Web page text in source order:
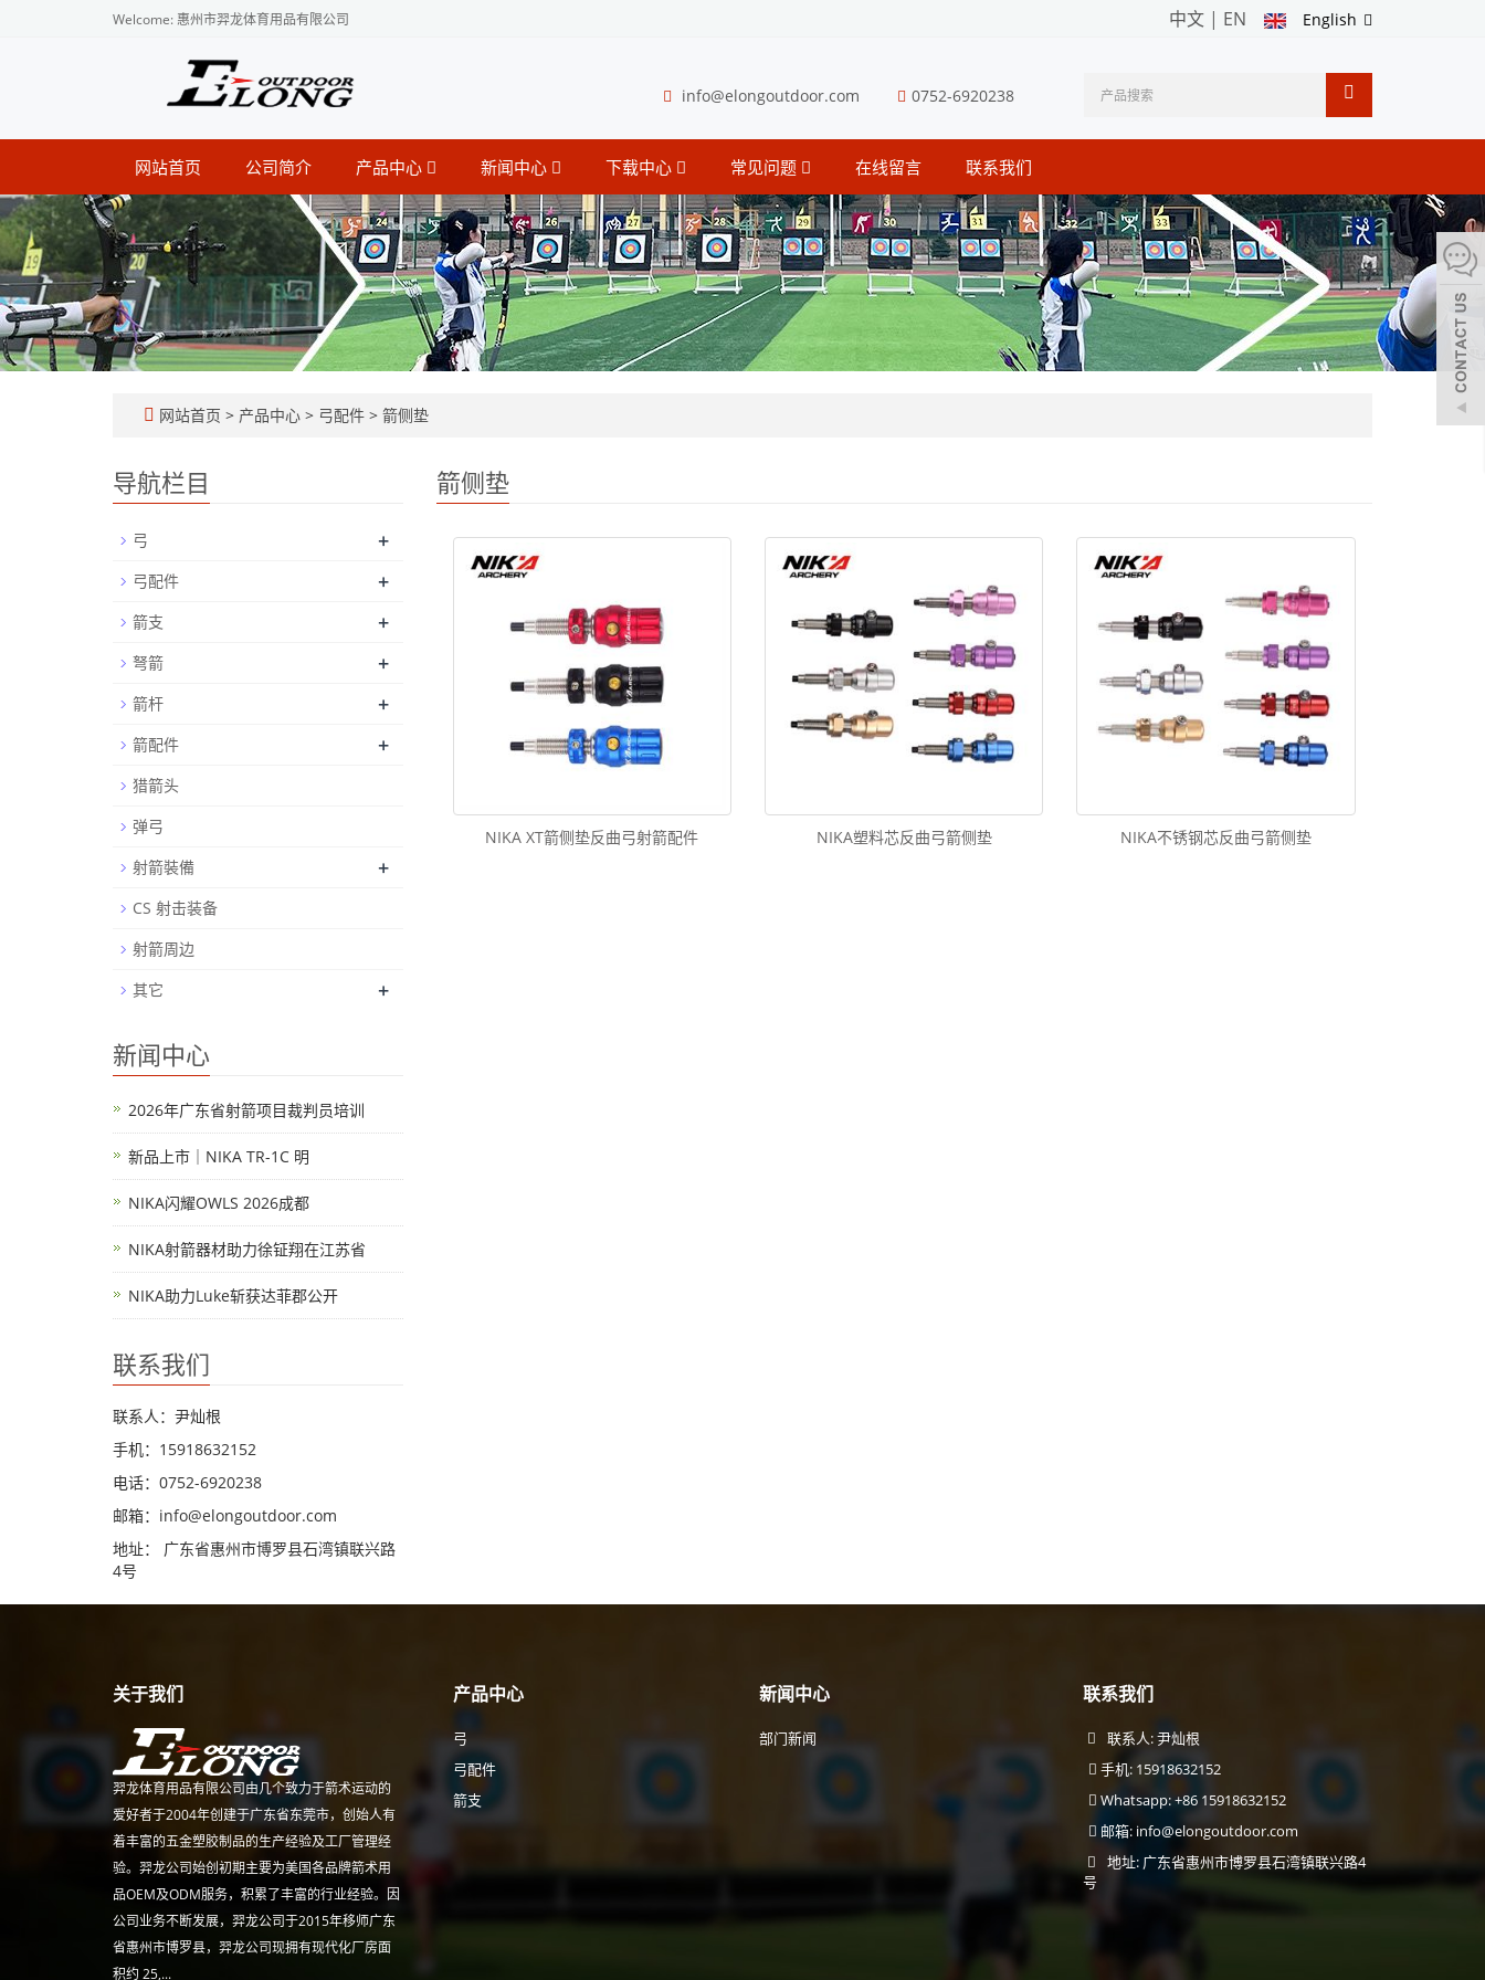
Welcome: 惠州市羿龙体育用品有限公司 English
中文 | EN
info@elongoutdoor.com 0752-6920238
网站首页 公司简介 产品中心 新闻中心 下载中心 常见问题 在线留言 联系我们
网站首页 > 产品中心 > 弓配件 > 箭侧垫
箭侧垫
NIKA XT箭侧垫反曲弓射箭配件 NIKA塑料芯反曲弓箭侧垫 NIKA不锈钢芯反曲弓箭侧垫
导航栏目
弓 +
弓配件 +
箭支 +
弩箭 +
箭杆 +
箭配件 +
猎箭头
弹弓
射箭裝備
+
CS 射击装备
射箭周边
其它
+
新闻中心
2026年广东省射箭项目裁判员培训
新品上市｜NIKA TR-1C 明
NIKA闪耀OWLS 2026成都
NIKA射箭器材助力徐钲翔在江苏省
NIKA助力Luke斩获达菲郡公开
联系我们
联系人：尹灿根
手机：15918632152
电话：0752-6920238
邮箱： info@elongoutdoor.com
地址： 广东省惠州市博罗县石湾镇联兴路
4号
关于我们
羿龙体育用品有限公司由几个致力于箭术运动的
爱好者于2004年创建于广东省东莞市，创始人有
着丰富的五金塑胶制品的生产经验及工厂管理经
验。羿龙公司始创初期主要为美国各品牌箭术用
品OEM及ODM服务，积累了丰富的行业经验。因
公司业务不断发展，羿龙公司于2015年移师广东
省惠州市博罗县，羿龙公司现拥有现代化厂房面
积约 25,...
产品中心
弓
弓配件
箭支
新闻中心
部门新闻
联系我们
联系人: 尹灿根
手机: 15918632152
Whatsapp: +86 15918632152
邮箱: info@elongoutdoor.com
地址: 广东省惠州市博罗县石湾镇联兴路4
号